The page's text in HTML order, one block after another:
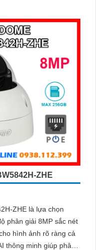
ZHE
ZHE là lựa chọn
phân giải 8MP sắc nét
hình ảnh rõ ràng cả